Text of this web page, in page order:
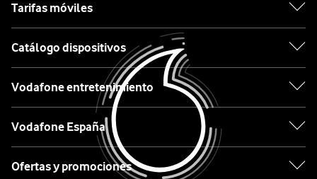
Motorola
Etiqueta
último
en
tecnología
dispositivo
en
nuestro
catálogo
debe
ir
asociada
la
Tarifas móviles
Catálogo dispositivos
Vodafone entretenimiento
Vodafone España
Ofertas y promociones